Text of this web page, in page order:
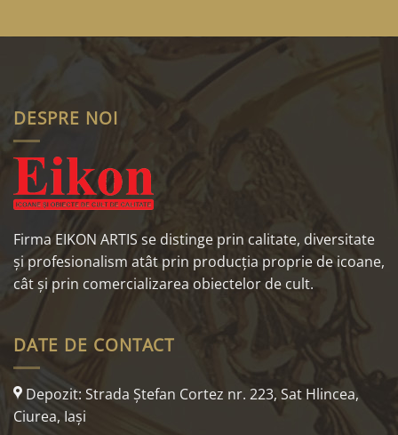
DESPRE NOI
Firma EIKON ARTIS se distinge prin calitate, diversitate
și profesionalism atât prin producția proprie de icoane,
cât și prin comercializarea obiectelor de cult.
DATE DE CONTACT
Depozit: Strada Ştefan Cortez nr. 223, Sat Hlincea,
Ciurea, Iaşi